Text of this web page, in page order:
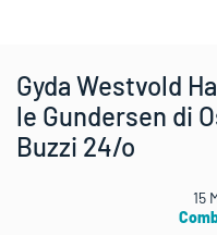
Gyda Westvold
le Gundersen di
Buzzi 24/o
15